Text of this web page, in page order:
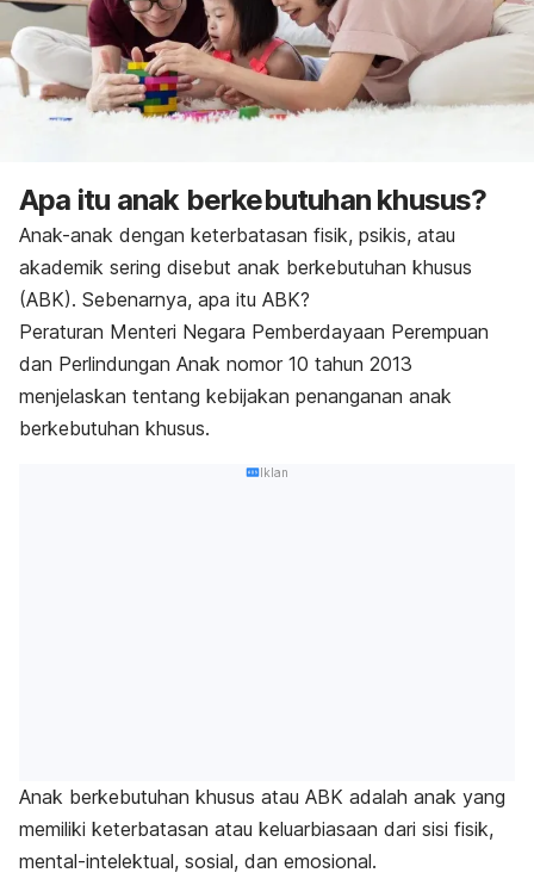
Apa itu anak berkebutuhan khusus?
Anak-anak dengan keterbatasan fisik, psikis, atau
akademik sering disebut anak berkebutuhan khusus
(ABK). Sebenarnya, apa itu ABK?
Peraturan Menteri Negara Pemberdayaan Perempuan
dan Perlindungan Anak nomor 10 tahun 2013
menjelaskan tentang kebijakan penanganan anak
berkebutuhan khusus.
Iklan
Anak berkebutuhan khusus atau ABK adalah anak yang
memiliki keterbatasan atau keluarbiasaan dari sisi fisik,
mental-intelektual, sosial, dan emosional.